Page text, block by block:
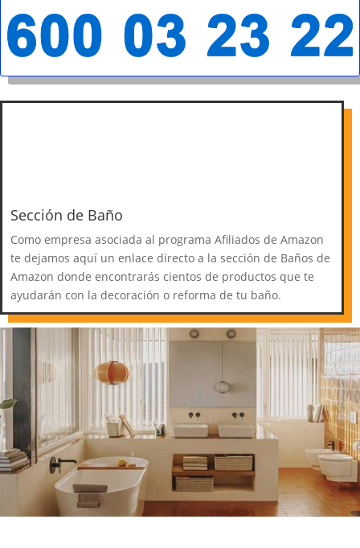
Sección de Baño
Como empresa asociada al programa Afiliados de Amazon
te dejamos aquí un enlace directo a la sección de Baños de
Amazon donde encontrarás cientos de productos que te
ayudarán con la decoración o reforma de tu baño.